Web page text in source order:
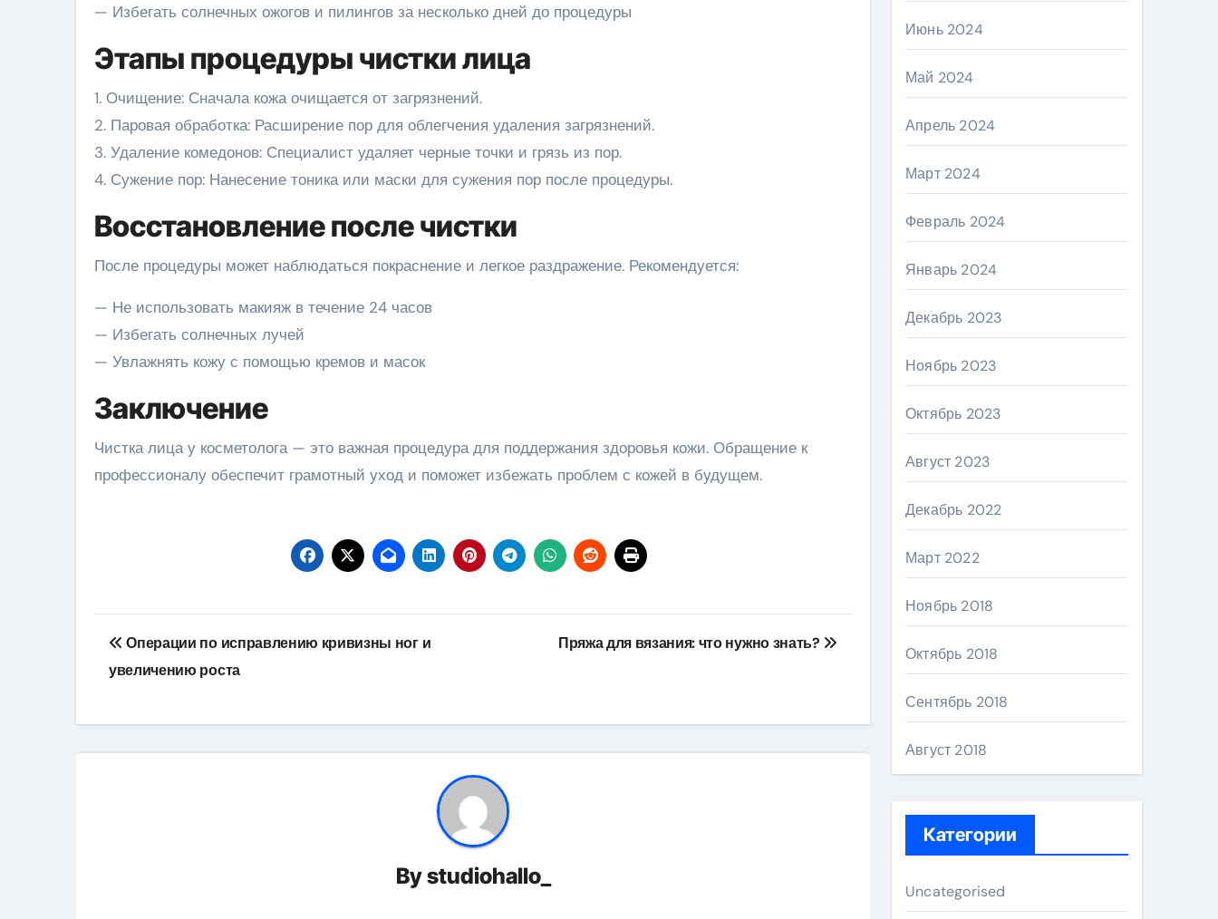
— Избегать солнечных ожогов и пилингов за несколько дней до процедуры
Этапы процедуры чистки лица
1. Очищение: Сначала кожа очищается от загрязнений.
2. Паровая обработка: Расширение пор для облегчения удаления загрязнений.
3. Удаление комедонов: Специалист удаляет черные точки и грязь из пор.
4. Сужение пор: Нанесение тоника или маски для сужения пор после процедуры.
Восстановление после чистки
После процедуры может наблюдаться покраснение и легкое раздражение. Рекомендуется:
— Не использовать макияж в течение 24 часов
— Избегать солнечных лучей
— Увлажнять кожу с помощью кремов и масок
Заключение
Чистка лица у косметолога — это важная процедура для поддержания здоровья кожи. Обращение к
профессионалу обеспечит грамотный уход и поможет избежать проблем с кожей в будущем.
Навигация
по
Операции по исправлению кривизны ног и
увеличению роста
Пряжа для вязания: что нужно знать?
Bystudiohallo_
Июнь 2024
Май 2024
Апрель 2024
Март 2024
Февраль 2024
Январь 2024
Декабрь 2023
Ноябрь 2023
Октябрь 2023
Август 2023
Декабрь 2022
Март 2022
Ноябрь 2018
Октябрь 2018
Сентябрь 2018
Август 2018
Категории
Uncategorised